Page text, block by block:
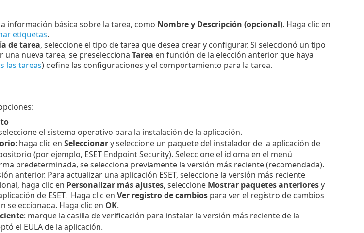
información básica sobre la tarea, como Nombre y Descripción (opcional). Haga clic en
etiquetas.
de tarea, seleccione el tipo de tarea que desea crear y configurar. Si seleccionó un tipo
una nueva tarea, se preselecciona Tarea en función de la elección anterior que haya
las tareas) define las configuraciones y el comportamiento para la tarea.
el sistema operativo para la instalación de la aplicación.
: haga clic en Seleccionary seleccione un paquete del instalador de la aplicación de
(por ejemplo, ESET Endpoint Security). Seleccione el idioma en el menú
predeterminada, se selecciona previamente la versión más reciente (recomendada).
anterior. Para actualizar una aplicación ESET, seleccione la versión más reciente
haga clic en Personalizar más ajustes, seleccione Mostrar paquetes anterioresy
de ESET. Haga clic en Ver registro de cambiospara ver el registro de cambios
seleccionada. Haga clic en OK.
: marque la casilla de verificación para instalar la versión más reciente de la
el EULA de la aplicación.